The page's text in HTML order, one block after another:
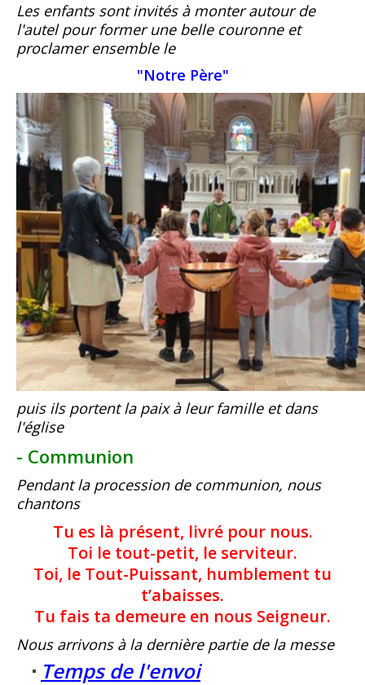
Les enfants sont invités à monter autour de
l'autel pour former une belle couronne et
proclamer ensemble le
"Notre Père"
puis ils portent la paix à leur famille et dans
l'église
- Communion
Pendant la procession de communion, nous
chantons
Tu es là présent, livré pour nous.
Toi le tout-petit, le serviteur.
Toi, le Tout-Puissant, humblement tu
t’abaisses.
Tu fais ta demeure en nous Seigneur.
Nous arrivons à la dernière partie de la messe
Temps de l'envoi